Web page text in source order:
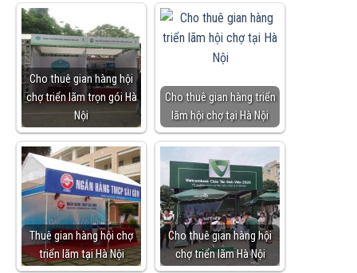
Cho thuê gian hàng hội
chợ triển lãm trọn gói Hà
Nội
Cho thuê gian hàng triển
lãm hội chợ tại Hà Nội
Thuê gian hàng hội chợ
triển lãm tại Hà Nội
Cho thuê gian hàng hội
chợ triển lãm Hà Nội